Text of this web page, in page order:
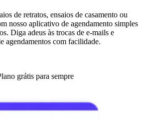
de retratos, ensaios de casamento ou
nosso aplicativo de agendamento simples
Diga adeus às trocas de e-mails e
agendamentos com facilidade.
grátis para sempre